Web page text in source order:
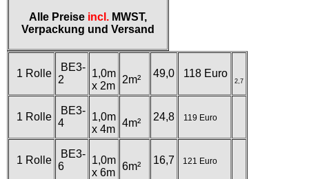
Alle Preise incl. MWST,
Verpackung und Versand
1 Rolle
BE3-
2
1,0m
x 2m
2m²
49,0 118 Euro
2,7
1 Rolle
BE3-
4
1,0m
x 4m
4m²
24,8 119 Euro
1 Rolle
BE3-
6
1,0m
x 6m
6m²
16,7 121 Euro